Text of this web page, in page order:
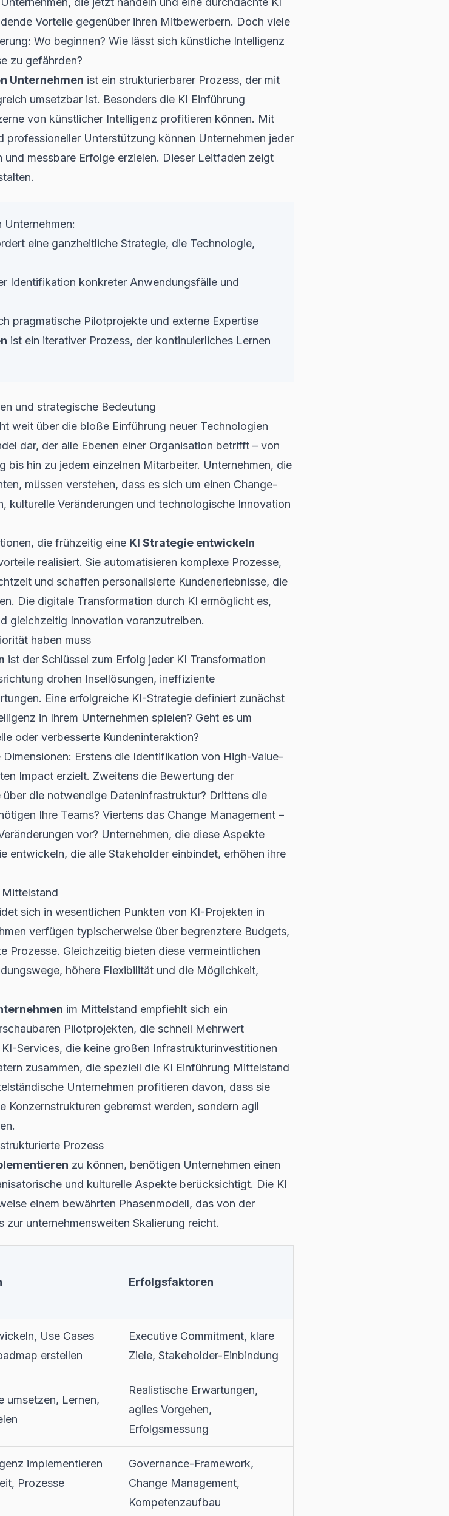
Vorteile gegenüber ihren Mitbewerbern. Doch viele
Wo beginnen? Wie lässt sich künstliche Intelligenz
zu gefährden?
Unternehmen ist ein strukturierbarer Prozess, der mit
umsetzbar ist. Besonders die KI Einführung
von künstlicher Intelligenz profitieren können. Mit
professioneller Unterstützung können Unternehmen jeder
messbare Erfolge erzielen. Dieser Leitfaden zeigt
Unternehmen:
eine ganzheitliche Strategie, die Technologie,
Identifikation konkreter Anwendungsfälle und
pragmatische Pilotprojekte und externe Expertise
ist ein iterativer Prozess, der kontinuierliches Lernen
und strategische Bedeutung
weit über die bloße Einführung neuer Technologien
dar, der alle Ebenen einer Organisation betrifft – von
bis hin zu jedem einzelnen Mitarbeiter. Unternehmen, die
müssen verstehen, dass es sich um einen Change-
kulturelle Veränderungen und technologische Innovation
die frühzeitig eine KI Strategie entwickeln
realisiert. Sie automatisieren komplexe Prozesse,
und schaffen personalisierte Kundenerlebnisse, die
Die digitale Transformation durch KI ermöglicht es,
gleichzeitig Innovation voranzutreiben.
haben muss
ist der Schlüssel zum Erfolg jeder KI Transformation
drohen Insellösungen, ineffiziente
Eine erfolgreiche KI-Strategie definiert zunächst
in Ihrem Unternehmen spielen? Geht es um
oder verbesserte Kundeninteraktion?
Erstens die Identifikation von High-Value-
Impact erzielt. Zweitens die Bewertung der
die notwendige Dateninfrastruktur? Drittens die
Ihre Teams? Viertens das Change Management –
vor? Unternehmen, die diese Aspekte
entwickeln, die alle Stakeholder einbindet, erhöhen ihre
Mittelstand
sich in wesentlichen Punkten von KI-Projekten in
verfügen typischerweise über begrenztere Budgets,
Prozesse. Gleichzeitig bieten diese vermeintlichen
höhere Flexibilität und die Möglichkeit,
im Mittelstand empfiehlt sich ein
Pilotprojekten, die schnell Mehrwert
Services, die keine großen Infrastrukturinvestitionen
zusammen, die speziell die KI Einführung Mittelstand
Unternehmen profitieren davon, dass sie
Konzernstrukturen gebremst werden, sondern agil
Prozess
zu können, benötigen Unternehmen einen
und kulturelle Aspekte berücksichtigt. Die KI
einem bewährten Phasenmodell, das von der
unternehmensweiten Skalierung reicht.
Erfolgsfaktoren
Use Cases
erstellen
Executive Commitment, klare
Ziele, Stakeholder-Einbindung
umsetzen, Lernen,
Realistische Erwartungen,
agiles Vorgehen,
Erfolgsmessung
implementieren
Prozesse
Governance-Framework,
Change Management,
Kompetenzaufbau